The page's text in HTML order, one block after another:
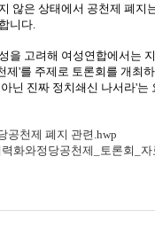
않은 상태에서 공천제 폐지
니다.
을 고려해 여성연합에서는
제'를 주제로 토론회를 개최
닌 진짜 정치쇄신 나서라'는
공천제 폐지 관련.hwp
화와정당공천제_토론회_